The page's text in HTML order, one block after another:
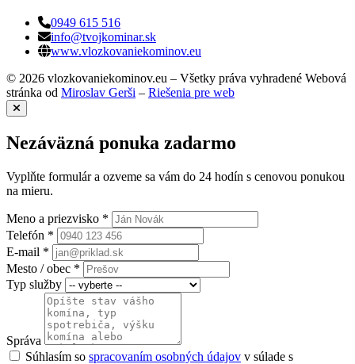
0949 615 516
info@tvojkominar.sk
www.vlozkovaniekominov.eu
© 2026 vlozkovaniekominov.eu – Všetky práva vyhradené Webová
stránka od Miroslav Gerši – Riešenia pre web
Nezáväzná ponuka zadarmo
Vyplňte formulár a ozveme sa vám do 24 hodín s cenovou ponukou
na mieru.
Meno a priezvisko *
Telefón *
E-mail *
Mesto / obec *
Typ služby
Správa
Súhlasím so spracovaním osobných údajov v súlade s